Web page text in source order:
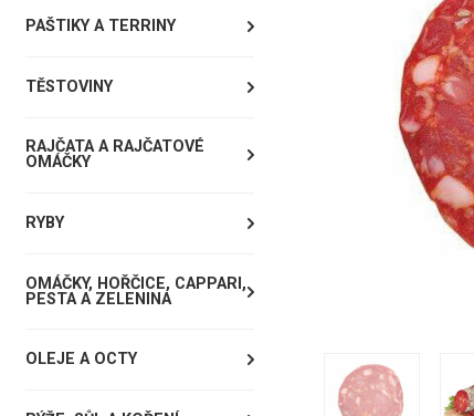
PAŠTIKY A TERRINY
TĚSTOVINY
RAJČATA A RAJČATOVÉ
OMÁČKY
RYBY
OMÁČKY, HOŘČICE, CAPPARI,
PESTA A ZELENINA
OLEJE A OCTY